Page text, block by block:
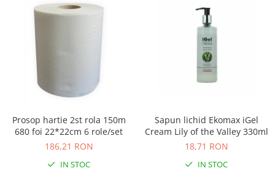
Prosop hartie 2st rola 150m
680 foi 22*22cm 6 role/set
186,21 RON
IN STOC
Sapun lichid Ekomax iGel
Cream Lily of the Valley 330ml
18,71 RON
IN STOC